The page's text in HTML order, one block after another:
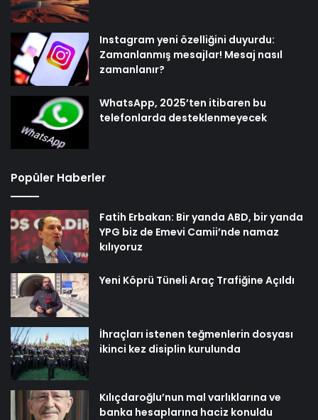
Instagram yeni özelliğini duyurdu:
Zamanlanmış mesajlar! Mesaj nasıl
zamanlanır?
WhatsApp, 2025’ten itibaren bu
telefonlarda desteklenmeyecek
Popüler Haberler
Fatih Erbakan: Bir yanda ABD, bir yanda
YPG biz de Emevi Camii’nde namaz
kılıyoruz
Yeni Köprü Tüneli Araç Trafiğine Açıldı
İhraçları istenen teğmenlerin dosyası
ikinci kez disiplin kurulunda
Kılıçdaroğlu’nun mal varlıklarına ve
banka hesaplarına haciz konuldu